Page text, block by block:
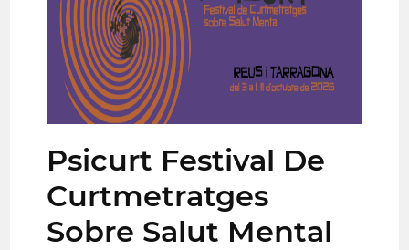
Psicurt Festival De
Curtmetratges
Sobre Salut Mental